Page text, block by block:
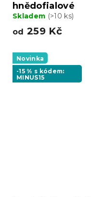
hnědofialové
Skladem (>10 ks)
od 259 Kč
Novinka
-15 % s kódem:
MINUS15